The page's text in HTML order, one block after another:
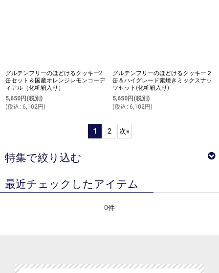
グルテンフリーのほどけるクッキー2
缶セット＆国産オレンジレモンコーデ
ィアル（化粧箱入り）
5,650円 (税別)
(税込 : 6,102円)
グルテンフリーのほどけるクッキー２
缶＆ハイグレード素焼きミックスナッ
ツセット(化粧箱入り)
5,650円 (税別)
(税込 : 6,102円)
1 2 次»
特集で絞り込む
ベジターレ サマーギフトギフト特集
最近チェックしたアイテム
0件